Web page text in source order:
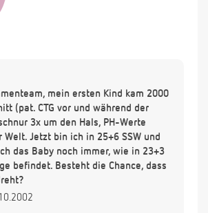
mein ersten Kind kam 2000
(pat. CTG vor und während der
3x um den Hals, PH-Werte
Jetzt bin ich in 25+6 SSW und
das Baby noch immer, wie in 23+3
befindet. Besteht die Chance, dass